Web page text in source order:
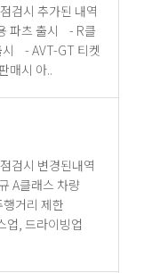
능 - 상점에 판매시 아..